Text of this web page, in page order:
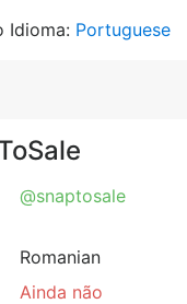
Idioma: Portuguese
@snaptosale
Romanian
Ainda não